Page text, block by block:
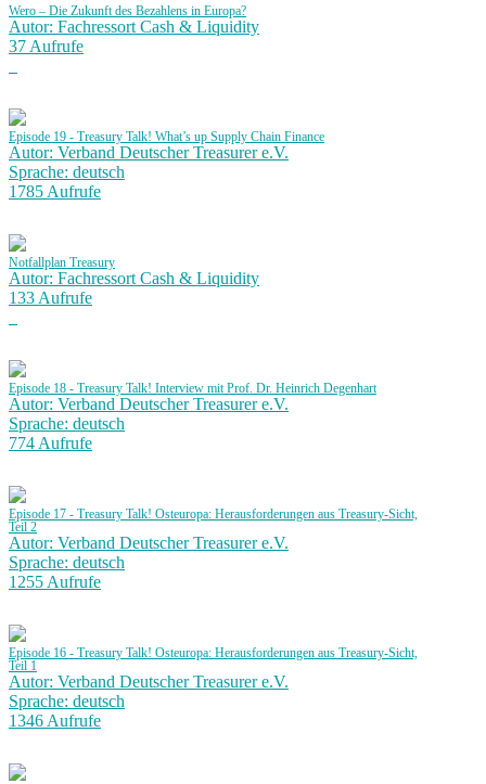
Wero – Die Zukunft des Bezahlens in Europa?
Autor: Fachressort Cash & Liquidity
37 Aufrufe
Episode 19 - Treasury Talk! What’s up Supply Chain Finance
Autor: Verband Deutscher Treasurer e.V.
Sprache: deutsch
1785 Aufrufe
Notfallplan Treasury
Autor: Fachressort Cash & Liquidity
133 Aufrufe
Episode 18 - Treasury Talk! Interview mit Prof. Dr. Heinrich Degenhart
Autor: Verband Deutscher Treasurer e.V.
Sprache: deutsch
774 Aufrufe
Episode 17 - Treasury Talk! Osteuropa: Herausforderungen aus Treasury-Sicht,
Teil 2
Autor: Verband Deutscher Treasurer e.V.
Sprache: deutsch
1255 Aufrufe
Episode 16 - Treasury Talk! Osteuropa: Herausforderungen aus Treasury-Sicht,
Teil 1
Autor: Verband Deutscher Treasurer e.V.
Sprache: deutsch
1346 Aufrufe